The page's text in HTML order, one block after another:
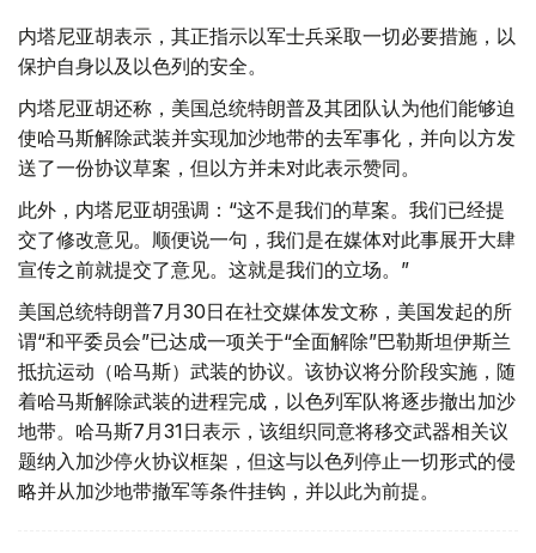
内塔尼亚胡表示，其正指示以军士兵采取一切必要措施，以
保护自身以及以色列的安全。
内塔尼亚胡还称，美国总统特朗普及其团队认为他们能够迫
使哈马斯解除武装并实现加沙地带的去军事化，并向以方发
送了一份协议草案，但以方并未对此表示赞同。
此外，内塔尼亚胡强调：“这不是我们的草案。我们已经提
交了修改意见。顺便说一句，我们是在媒体对此事展开大肆
宣传之前就提交了意见。这就是我们的立场。”
美国总统特朗普7月30日在社交媒体发文称，美国发起的所
谓“和平委员会”已达成一项关于“全面解除”巴勒斯坦伊斯兰
抵抗运动（哈马斯）武装的协议。该协议将分阶段实施，随
着哈马斯解除武装的进程完成，以色列军队将逐步撤出加沙
地带。哈马斯7月31日表示，该组织同意将移交武器相关议
题纳入加沙停火协议框架，但这与以色列停止一切形式的侵
略并从加沙地带撤军等条件挂钩，并以此为前提。